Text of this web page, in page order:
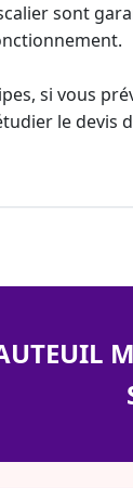
sont
si vous
le devis